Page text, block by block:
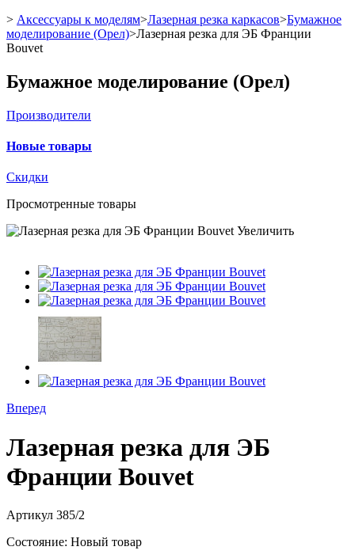
> Аксессуары к моделям>Лазерная резка каркасов>Бумажное
моделирование (Орел)>Лазерная резка для ЭБ Франции
Bouvet
Бумажное моделирование (Орел)
Производители
Новые товары
Скидки
Просмотренные товары
Увеличить
Вперед
Лазерная резка для ЭБ
Франции Bouvet
Артикул 385/2
Состояние: Новый товар